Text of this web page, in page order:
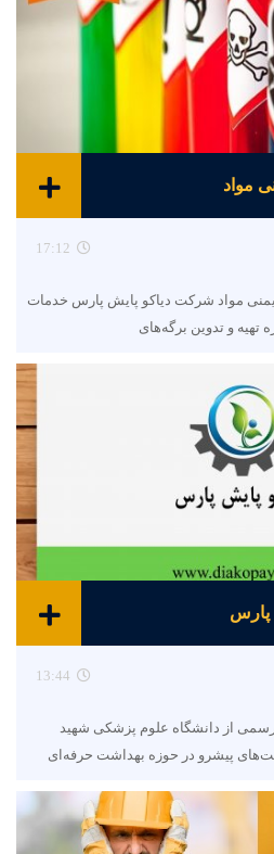
17:12
مواد شرکت دیاکو پایش پارس خدمات
و تدوین برگه‌های
13:44
از دانشگاه علوم پزشکی شهید
پیشرو در حوزه بهداشت حرفه‌ای